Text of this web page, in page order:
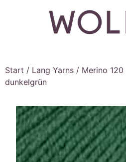
Start / Lang Yarns / Merino 120
dunkelgrün